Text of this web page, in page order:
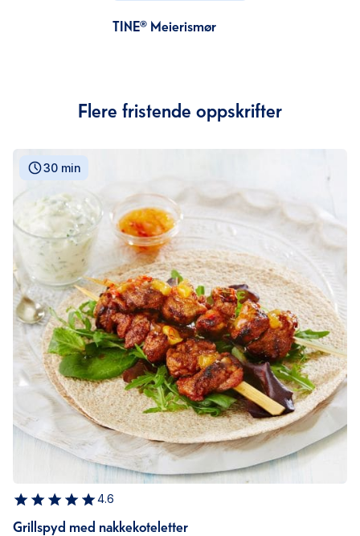
TINE® Meierismør
Flere fristende oppskrifter
30 min
4.6
Grillspyd med nakkekoteletter